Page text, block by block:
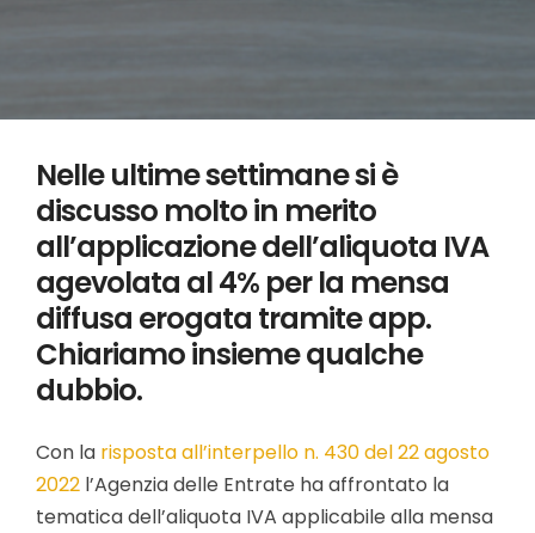
Nelle ultime settimane si è
discusso molto in merito
all’applicazione dell’aliquota IVA
agevolata al 4% per la mensa
diffusa erogata tramite app.
Chiariamo insieme qualche
dubbio.
Con la risposta all’interpello n. 430 del 22 agosto
2022 l’Agenzia delle Entrate ha affrontato la
tematica dell’aliquota IVA applicabile alla mensa